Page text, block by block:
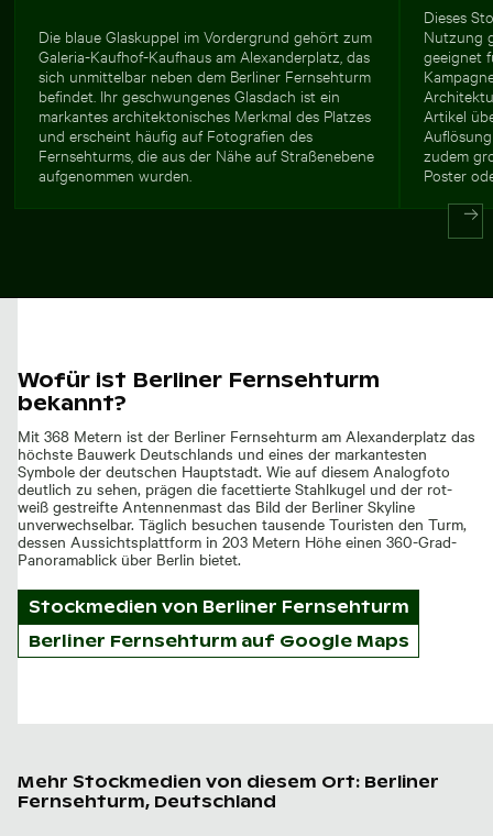
Die blaue Glaskuppel im Vordergrund gehört zum
Galeria-Kaufhof-Kaufhaus am Alexanderplatz, das
sich unmittelbar neben dem Berliner Fernsehturm
befindet. Ihr geschwungenes Glasdach ist ein
markantes architektonisches Merkmal des Platzes
und erscheint häufig auf Fotografien des
Fernsehturms, die aus der Nähe auf Straßenebene
aufgenommen wurden.
Dieses
Nutzung
geeignet
Artikel
zudem
Poster
Wofür ist Berliner Fernsehturm
bekannt?
Mit 368 Metern ist der Berliner Fernsehturm am Alexanderplatz das
höchste Bauwerk Deutschlands und eines der markantesten
Symbole der deutschen Hauptstadt. Wie auf diesem Analogfoto
deutlich zu sehen, prägen die facettierte Stahlkugel und der rot-
weiß gestreifte Antennenmast das Bild der Berliner Skyline
unverwechselbar. Täglich besuchen tausende Touristen den Turm,
dessen Aussichtsplattform in 203 Metern Höhe einen 360-Grad-
Panoramablick über Berlin bietet.
Stockmedien von Berliner Fernsehturm
Berliner Fernsehturm auf Google Maps
Mehr Stockmedien von diesem Ort: Berliner
Fernsehturm, Deutschland